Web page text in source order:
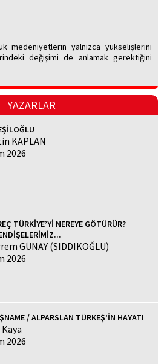
medeniyetlerin yalnızca yükselişlerini
değişimi de anlamak gerektiğini
YAZARLAR
KAPLAN
2026
TÜRKİYE’Yİ NEREYE GÖTÜRÜR?
GÜNAY (SIDDIKOĞLU)
2026
/ ALPARSLAN TÜRKEŞ’İN HAYATI
2026